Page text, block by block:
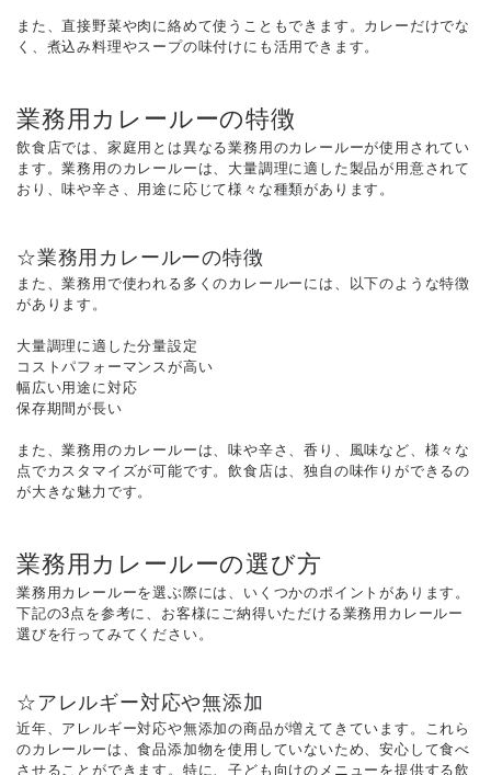
また、直接野菜や肉に絡めて使うこともできます。カレーだけでな
く、煮込み料理やスープの味付けにも活用できます。
業務用カレールーの特徴
飲食店では、家庭用とは異なる業務用のカレールーが使用されてい
ます。業務用のカレールーは、大量調理に適した製品が用意されて
おり、味や辛さ、用途に応じて様々な種類があります。
☆業務用カレールーの特徴
また、業務用で使われる多くのカレールーには、以下のような特徴
があります。
大量調理に適した分量設定
コストパフォーマンスが高い
幅広い用途に対応
保存期間が長い
また、業務用のカレールーは、味や辛さ、香り、風味など、様々な
点でカスタマイズが可能です。飲食店は、独自の味作りができるの
が大きな魅力です。
業務用カレールーの選び方
業務用カレールーを選ぶ際には、いくつかのポイントがあります。
下記の3点を参考に、お客様にご納得いただける業務用カレールー
選びを行ってみてください。
☆アレルギー対応や無添加
近年、アレルギー対応や無添加の商品が増えてきています。これら
のカレールーは、食品添加物を使用していないため、安心して食べ
させることができます。特に、子ども向けのメニューを提供する飲